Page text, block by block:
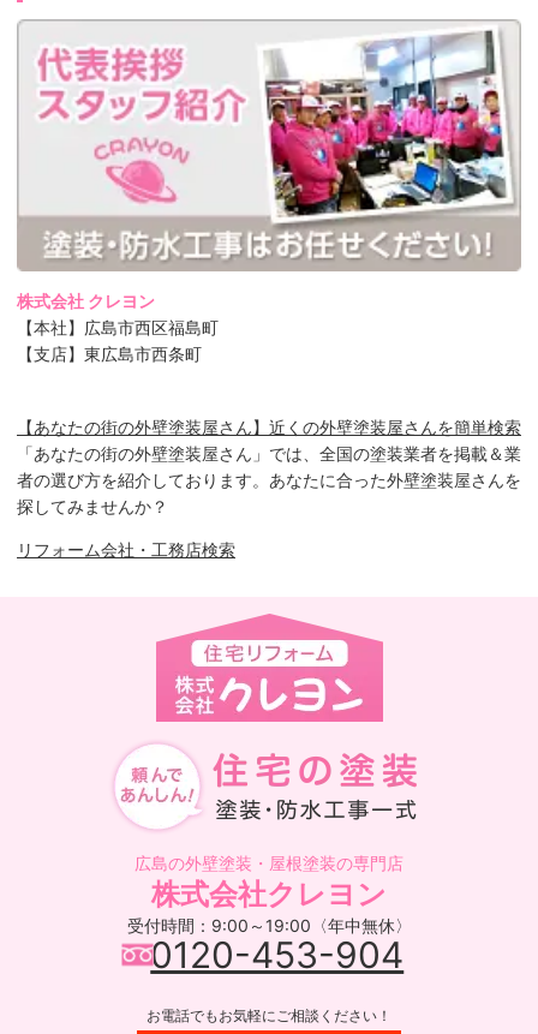
株式会社 クレヨン
【本社】広島市西区福島町
【支店】東広島市西条町
【あなたの街の外壁塗装屋さん】近くの外壁塗装屋さんを簡単検索
「あなたの街の外壁塗装屋さん」では、全国の塗装業者を掲載＆業
者の選び方を紹介しております。あなたに合った外壁塗装屋さんを
探してみませんか？
リフォーム会社・工務店検索
広島の外壁塗装・屋根塗装の専門店
株式会社クレヨン
受付時間：9:00～19:00〈年中無休〉
0120-453-904
お電話でもお気軽にご相談ください！